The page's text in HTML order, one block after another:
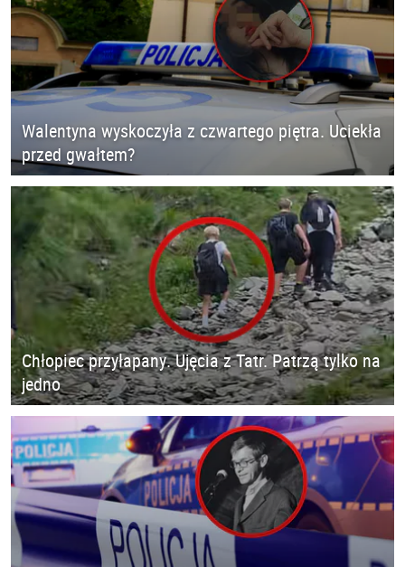
Walentyna wyskoczyła z czwartego piętra. Uciekła
przed gwałtem?
Chłopiec przyłapany. Ujęcia z Tatr. Patrzą tylko na
jedno